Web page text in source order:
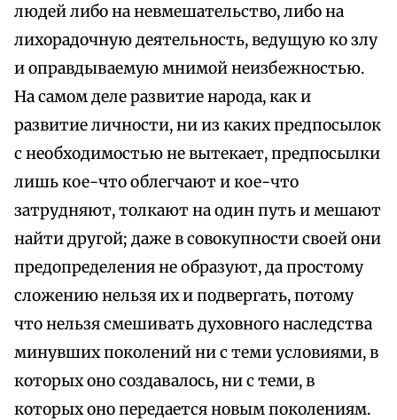
людей либо на невмешательство, либо на
лихорадочную деятельность, ведущую ко злу
и оправдываемую мнимой неизбежностью.
На самом деле развитие народа, как и
развитие личности, ни из каких предпосылок
с необходимостью не вытекает, предпосылки
лишь кое-что облегчают и кое-что
затрудняют, толкают на один путь и мешают
найти другой; даже в совокупности своей они
предопределения не образуют, да простому
сложению нельзя их и подвергать, потому
что нельзя смешивать духовного наследства
минувших поколений ни с теми условиями, в
которых оно создавалось, ни с теми, в
которых оно передается новым поколениям.